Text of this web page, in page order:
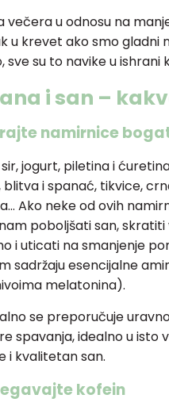
večera u odnosu na
u krevet ako smo
sve su to navike u ishrani
i san –
namirnice
jogurt, piletina i
blitva i spanać, tikvice,
Ako neke od ovih
poboljšati san,
i uticati na smanjenje
sadržaju esencijalne
melatonina).
se preporučuje
spavanja, idealno u isto
i kvalitetan san.
kofein